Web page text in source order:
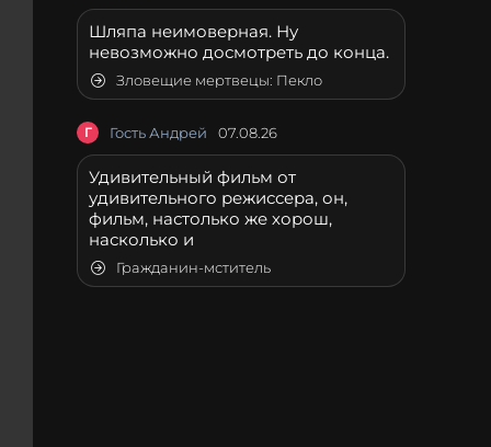
Шляпа неимоверная. Ну
невозможно досмотреть до конца.
Зловещие мертвецы: Пекло
Г Гость Андрей 07.08.26
Удивительный фильм от
удивительного режиссера, он,
фильм, настолько же хорош,
насколько и
Гражданин-мститель